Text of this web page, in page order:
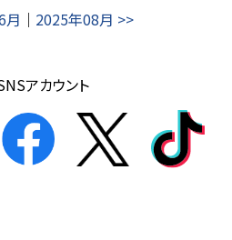
月 ｜ 2025年08月 >>
アカウント